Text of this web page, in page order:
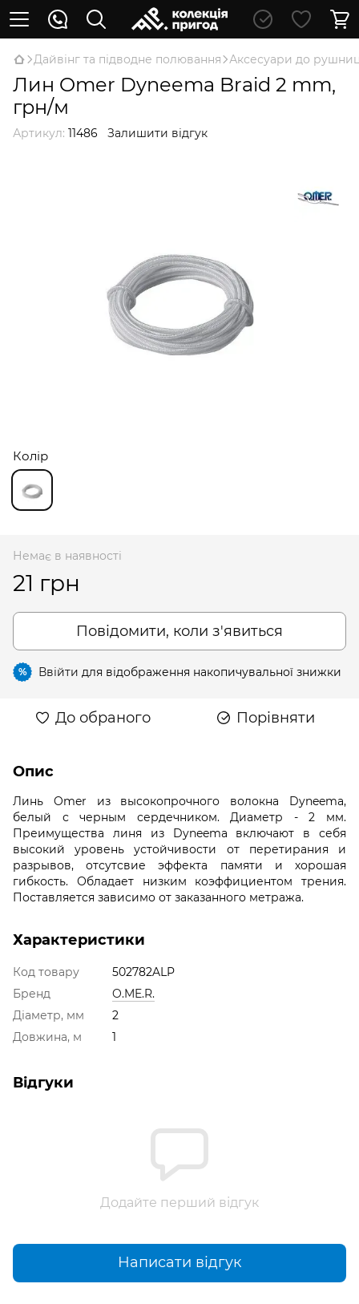
Дайвінг та підводне полювання Аксесуари до
Лин Omer Dyneema Braid 2 mm,
грн/м
Артикул: 11486 Залишити відгук
Колір
Немає в наявності
21 грн
Повідомити, коли з'явиться
% Ввійти для відображення накопичувальної знижки
До обраного Порівняти
Опис
Линь Omer из высокопрочного волокна Dyneema,
белый с черным сердечником. Диаметр - 2 мм.
Преимущества линя из Dyneema включают в себя
высокий уровень устойчивости от перетирания и
разрывов, отсутсвие эффекта памяти и хорошая
гибкость. Обладает низким коэффициентом трения.
Поставляется зависимо от заказанного метража.
Характеристики
Код товару
502782ALP
Бренд
O.ME.R.
Діаметр, мм
2
Довжина, м
1
Відгуки
Додайте перший відгук
Написати відгук